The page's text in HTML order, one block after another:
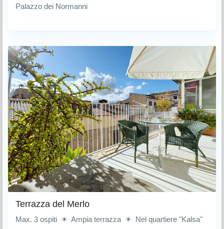
Palazzo dei Normanni
Terrazza del Merlo
Max. 3 ospiti ☀ Ampia terrazza ☀ Nel quartiere "Kalsa"